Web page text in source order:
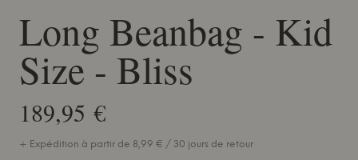
Long Beanbag - Kid
Size - Bliss
189,95 €
+ Expédition à partir de 8,99 € / 30 jours de retour